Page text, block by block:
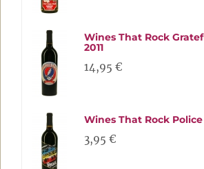
Wines That Rock
2011
14,95 €
Wines That Rock Police
3,95 €